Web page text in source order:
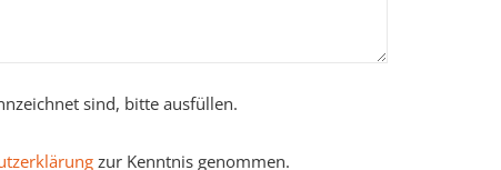
sind, bitte ausfüllen.
zur Kenntnis genommen.